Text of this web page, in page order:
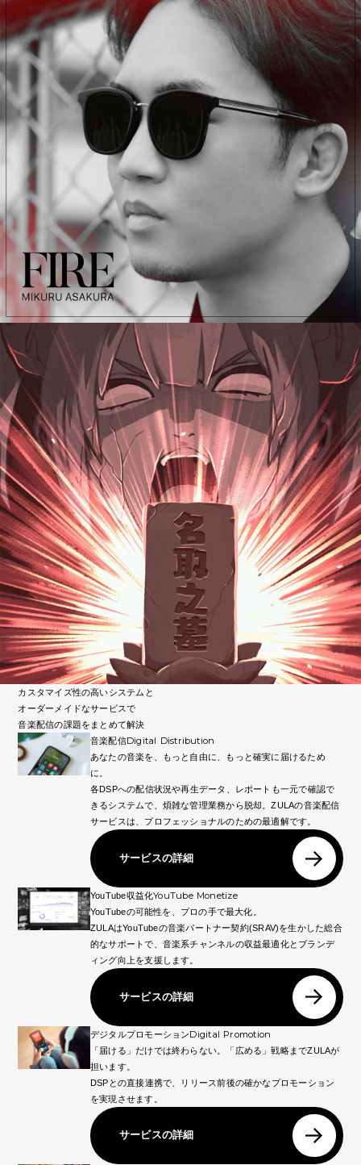
カスタマイズ性の高いシステムと
オーダーメイドなサービスで
音楽配信の課題をまとめて解決
音楽配信Digital Distribution
あなたの音楽を、もっと自由に、もっと確実に届けるため
に。
各DSPへの配信状況や再生データ、レポートも一元で確認で
きるシステムで、煩雑な管理業務から脱却。ZULAの音楽配信
サービスは、プロフェッショナルのための最適解です。
サービスの詳細
YouTube収益化YouTube Monetize
YouTubeの可能性を、プロの手で最大化。
ZULAはYouTubeの音楽パートナー契約(SRAV)を生かした総合
的なサポートで、音楽系チャンネルの収益最適化とブランデ
ィング向上を支援します。
サービスの詳細
デジタルプロモーションDigital Promotion
「届ける」だけでは終わらない。「広める」戦略までZULAが
担います。
DSPとの直接連携で、リリース前後の確かなプロモーション
を実現させます。
サービスの詳細